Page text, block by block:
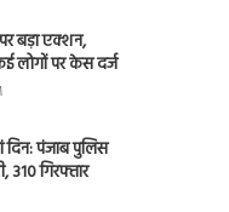
बड़ा एक्शन,
लोगों पर केस दर्ज
दिन: पंजाब पुलिस
310 गिरफ्तार